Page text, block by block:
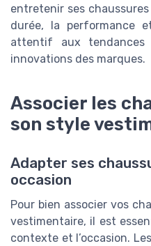
entretenir ses
durée, la performance
attentif aux
innovations des marques.
Associer les
son style
Adapter ses
occasion
Pour bien associer vos
vestimentaire, il est
contexte et l’occasion.